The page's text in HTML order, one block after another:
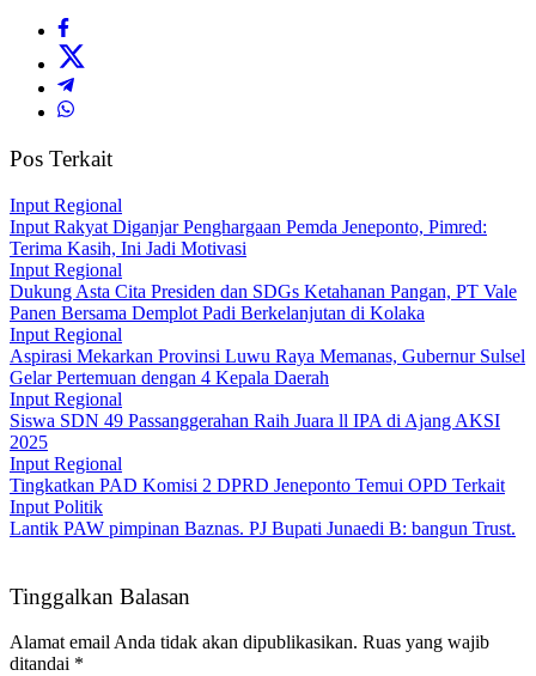
Pos Terkait
Input Regional
Input Rakyat Diganjar Penghargaan Pemda Jeneponto, Pimred:
Terima Kasih, Ini Jadi Motivasi
Input Regional
Dukung Asta Cita Presiden dan SDGs Ketahanan Pangan, PT Vale
Panen Bersama Demplot Padi Berkelanjutan di Kolaka
Input Regional
Aspirasi Mekarkan Provinsi Luwu Raya Memanas, Gubernur Sulsel
Gelar Pertemuan dengan 4 Kepala Daerah
Input Regional
Siswa SDN 49 Passanggerahan Raih Juara ll IPA di Ajang AKSI
2025
Input Regional
Tingkatkan PAD Komisi 2 DPRD Jeneponto Temui OPD Terkait
Input Politik
Lantik PAW pimpinan Baznas. PJ Bupati Junaedi B: bangun Trust.
Tinggalkan Balasan
Alamat email Anda tidak akan dipublikasikan. Ruas yang wajib
ditandai *